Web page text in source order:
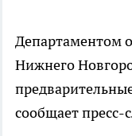
Департаментом
Нижнего
сообщает пресс-